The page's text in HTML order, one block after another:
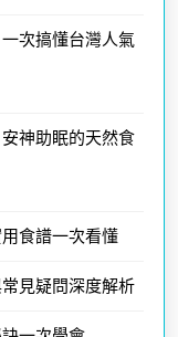
次搞懂台灣人氣
神助眠的天然食
食譜一次看懂
見疑問深度解析